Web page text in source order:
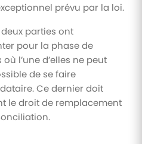
prévu par la loi.
parties ont
pour la phase de
l’une d’elles ne peut
de se faire
Ce dernier doit
le droit de remplacement